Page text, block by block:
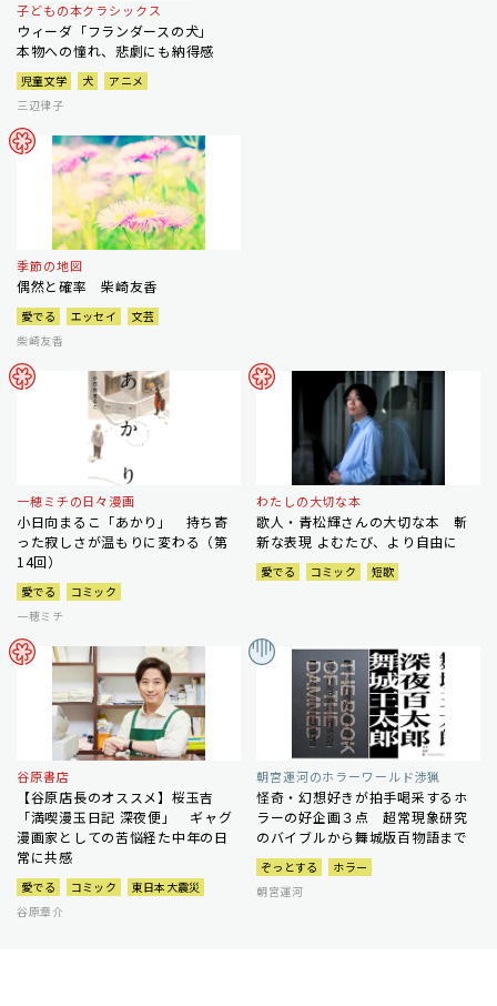
子どもの本クラシックス
ウィーダ「フランダースの犬」
本物への憧れ、悲劇にも納得感
児童文学 犬
アニメ
三辺律子
季節の地図
偶然と確率 柴崎友香
愛でる エッセイ
文芸
柴崎友香
一穂ミチの日々漫画
小日向まるこ「あかり」 持ち寄
った寂しさが温もりに変わる（第
14回）
愛でる
コミック
一穂ミチ
わたしの大切な本
歌人・青松輝さんの大切な本 斬
新な表現 よむたび、より自由に
愛でる コミック 短歌
谷原書店
【谷原店長のオススメ】桜玉吉
「満喫漫玉日記 深夜便」 ギャグ
漫画家としての苦悩経た中年の日
常に共感
愛でる コミック
東日本大震災
谷原章介
朝宮運河のホラーワールド渉猟
怪奇・幻想好きが拍手喝采するホ
ラーの好企画３点 超常現象研究
のバイブルから舞城版百物語まで
ぞっとする
ホラー
朝宮運河